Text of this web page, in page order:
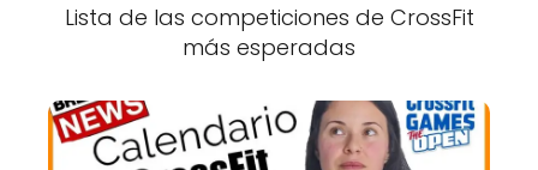
Lista de las competiciones de CrossFit
más esperadas